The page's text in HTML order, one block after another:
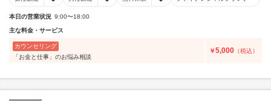
本日の営業状況 9:00〜18:00
主な料金・サービス
カウンセリング
「お金と仕事」のお悩み相談
￥5,000 （税込）